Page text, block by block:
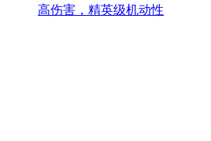
高伤害，精英级机动性